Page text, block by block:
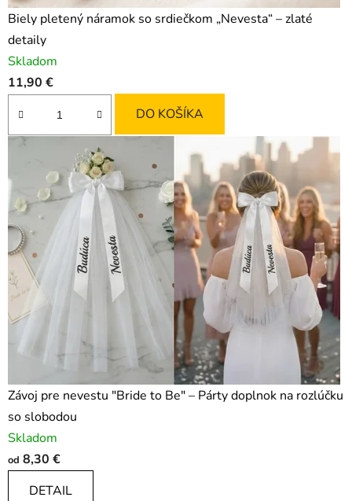
Biely pletený náramok so srdiečkom „Nevesta“ – zlaté
detaily
Skladom
11,90 €
DO KOŠÍKA
Závoj pre nevestu "Bride to Be" – Párty doplnok na rozlúčku
so slobodou
Skladom
od 8,30 €
DETAIL